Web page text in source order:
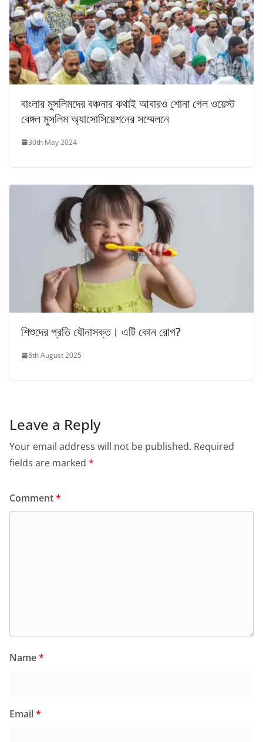
বাংলার মুসলিমদের বঞ্চনার কথাই আবারও শোনা গেল ওয়েস্ট
বেঙ্গল মুসলিম অ্যাসোসিয়েশনের সম্মেলনে
30th May 2024
শিশুদের প্রতি যৌনাসক্ত। এটি কোন রোগ?
8th August 2025
Leave a Reply
Your email address will not be published. Required
fields are marked *
Comment*
Name*
Email*